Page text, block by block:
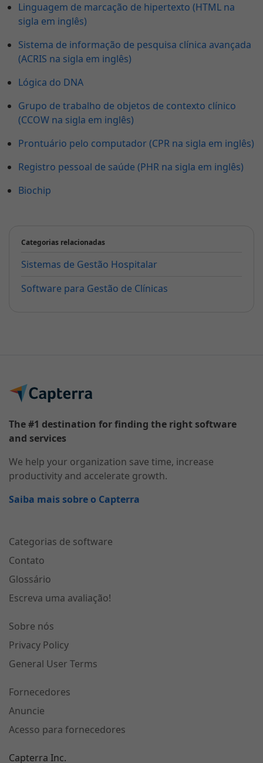
Linguagem de marcação de hipertexto (HTML na
sigla em inglês)
Sistema de informação de pesquisa clínica avançada
(ACRIS na sigla em inglês)
Lógica do DNA
Grupo de trabalho de objetos de contexto clínico
(CCOW na sigla em inglês)
Prontuário pelo computador (CPR na sigla em inglês)
Registro pessoal de saúde (PHR na sigla em inglês)
Biochip
Categorias relacionadas
Sistemas de Gestão Hospitalar
Software para Gestão de Clínicas
The #1 destination for finding the right software
and services
We help your organization save time, increase
productivity and accelerate growth.
Saiba mais sobre o Capterra
Categorias de software
Contato
Glossário
Escreva uma avaliação!
Sobre nós
Privacy Policy
General User Terms
Fornecedores
Anuncie
Acesso para fornecedores
Capterra Inc.